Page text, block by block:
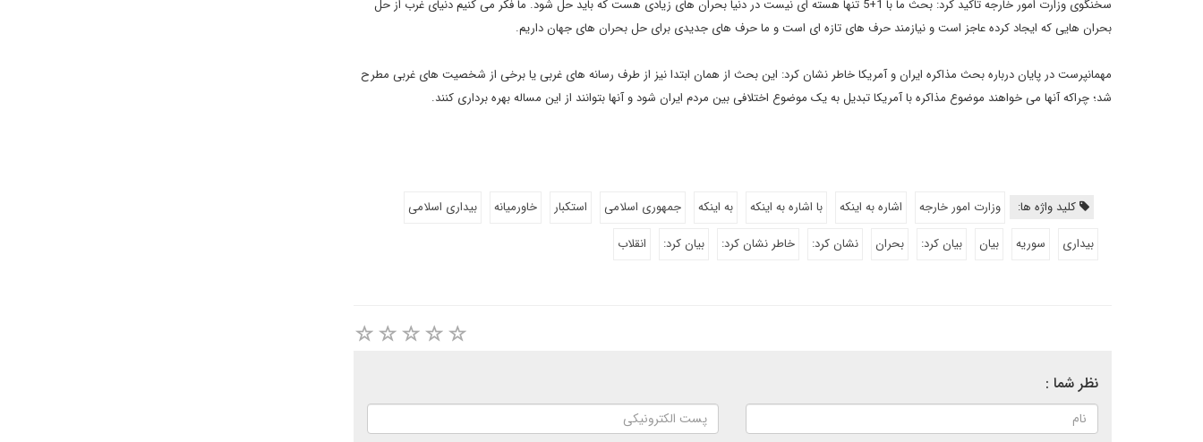
سخنگوی وزارت امور خارجه تاکید کرد: بحث ما با 1+5 تنها هسته ای نیست در دنیا بحران های زیادی هست که باید حل شود. ما فکر می کنیم دنیای غرب از حل
بحران هایی که ایجاد کرده عاجز است و نیازمند حرف های تازه ای است و ما حرف های جدیدی برای حل بحران های جهان داریم.
مهمانپرست در پایان درباره بحث مذاکره ایران و آمریکا خاطر نشان کرد: این بحث از همان ابتدا نیز از طرف رسانه های غربی یا برخی از شخصیت های غربی مطرح
شد؛ چراکه آنها می خواهند موضوع مذاکره با آمریکا تبدیل به یک موضوع اختلافی بین مردم ایران شود و آنها بتوانند از این مساله بهره برداری کنند.
کلید واژه ها: وزارت امور خارجه اشاره به اینکه با اشاره به اینکه به اینکه جمهوری اسلامی استکبار خاورمیانه
بیداری اسلامی
بیداری
سوریه بیان بیان کرد: بحران نشان کرد: خاطر نشان کرد: بیان کرد: انقلاب
نظر شما :